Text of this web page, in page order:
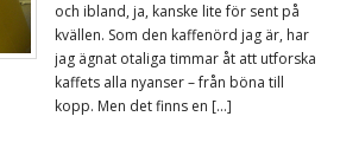
och ibland, ja, kanske lite för sent på
kvällen. Som den kaffenörd jag är, har
jag ägnat otaliga timmar åt att utforska
kaffets alla nyanser – från böna till
kopp. Men det finns en […]